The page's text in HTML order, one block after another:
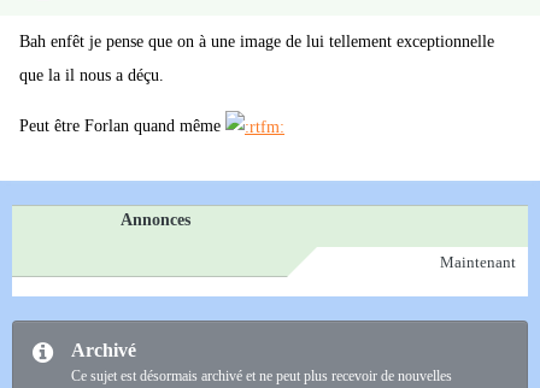
Bah enfêt je pense que on à une image de lui tellement exceptionnelle
que la il nous a déçu.
Peut être Forlan quand même
Annonces
Maintenant
Archivé
Ce sujet est désormais archivé et ne peut plus recevoir de nouvelles